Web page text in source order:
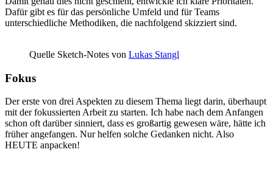
Dafür gibt es für das persönliche Umfeld und für Teams
unterschiedliche Methodiken, die nachfolgend skizziert sind.
Quelle Sketch-Notes von Lukas Stangl
Fokus
Der erste von drei Aspekten zu diesem Thema liegt darin, überhaupt
mit der fokussierten Arbeit zu starten. Ich habe nach dem Anfangen
schon oft darüber sinniert, dass es großartig gewesen wäre, hätte ich
früher angefangen. Nur helfen solche Gedanken nicht. Also
HEUTE anpacken!